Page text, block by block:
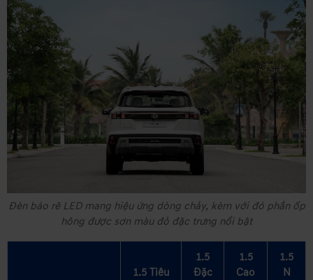
Đèn báo rẽ LED mang hiệu ứng dòng chảy, kèm với đó phần ốp
hông được sơn màu đỏ đặc trưng nổi bật
1.5 Tiêu
1.5
Đặc
1.5
Cao
1.5
N